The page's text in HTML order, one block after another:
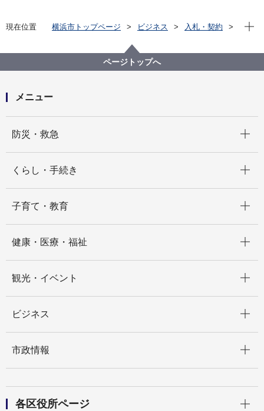
現在位置 横浜市トップページ ビジネス
入札・契約
緊急を要する契約の締結結果
現在
ページトップへ
メニュー
防災・救急
くらし・手続き
子育て・教育
健康・医療・福祉
観光・イベント
ビジネス
市政情報
各区役所ページ